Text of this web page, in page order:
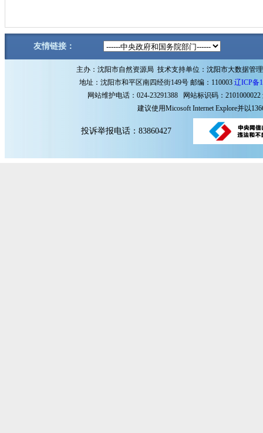
友情链接：
主办：沈阳市自然资源局 技术支持单位：沈阳市大数据管
地址：沈阳市和平区南四经街149号 邮编：110003 辽ICP备
网站维护电话：024-23291388 网站标识码：2101000022
建议使用Micosoft Internet Explore并以
投诉举报电话：83860427